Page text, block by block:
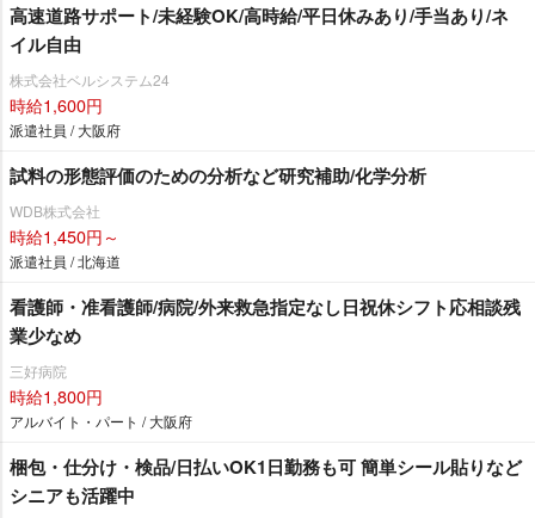
高速道路サポート/未経験OK/高時給/平日休みあり/手当あり/ネ
イル自由
株式会社ベルシステム24
時給1,600円
派遣社員 / 大阪府
試料の形態評価のための分析など研究補助/化学分析
WDB株式会社
時給1,450円～
派遣社員 / 北海道
看護師・准看護師/病院/外来救急指定なし日祝休シフト応相談残
業少なめ
三好病院
時給1,800円
アルバイト・パート / 大阪府
梱包・仕分け・検品/日払いOK1日勤務も可 簡単シール貼りなど
シニアも活躍中